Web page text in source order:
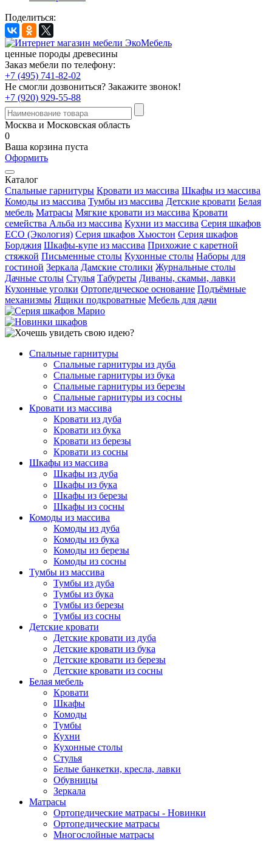
Поделиться:
ценные породы древесины
Заказ мебели по телефону:
+7 (495) 741-82-02
Не смогли дозвониться? Закажите звонок!
+7 (920) 929-55-88
Москва и Московская область
0
Ваша корзина пуста
Оформить
Каталог
Спальные гарнитуры Кровати из массива Шкафы из массива
Комоды из массива Тумбы из массива Детские кровати Белая
мебель Матрасы Мягкие кровати из массива Кровати
семейства Альба из массива Кухни из массива Серия шкафов
ECO (Экология) Серия шкафов Хьюстон Серия шкафов
Борджия Шкафы-купе из массива Прихожие с каретной
стяжкой Письменные столы Кухонные столы Наборы для
гостиной Зеркала Дамские столики Журнальные столы
Дачные столы Стулья Табуреты Диваны, скамьи, лавки
Кухонные уголки Ортопедическое основание Подъёмные
механизмы Ящики подкроватные Мебель для дачи
Спальные гарнитуры
Спальные гарнитуры из дуба
Спальные гарнитуры из бука
Спальные гарнитуры из березы
Спальные гарнитуры из сосны
Кровати из массива
Кровати из дуба
Кровати из бука
Кровати из березы
Кровати из сосны
Шкафы из массива
Шкафы из дуба
Шкафы из бука
Шкафы из березы
Шкафы из сосны
Комоды из массива
Комоды из дуба
Комоды из бука
Комоды из березы
Комоды из сосны
Тумбы из массива
Тумбы из дуба
Тумбы из бука
Тумбы из березы
Тумбы из сосны
Детские кровати
Детские кровати из дуба
Детские кровати из бука
Детские кровати из березы
Детские кровати из сосны
Белая мебель
Кровати
Шкафы
Комоды
Тумбы
Кухни
Кухонные столы
Стулья
Белые банкетки, кресла, лавки
Обувницы
Зеркала
Матрасы
Ортопедические матрасы - Новинки
Ортопедические матрасы
Многослойные матрасы